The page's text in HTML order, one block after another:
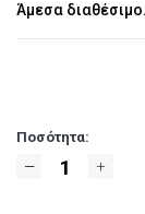
Άμεσα διαθέσιμο.
Ποσότητα: